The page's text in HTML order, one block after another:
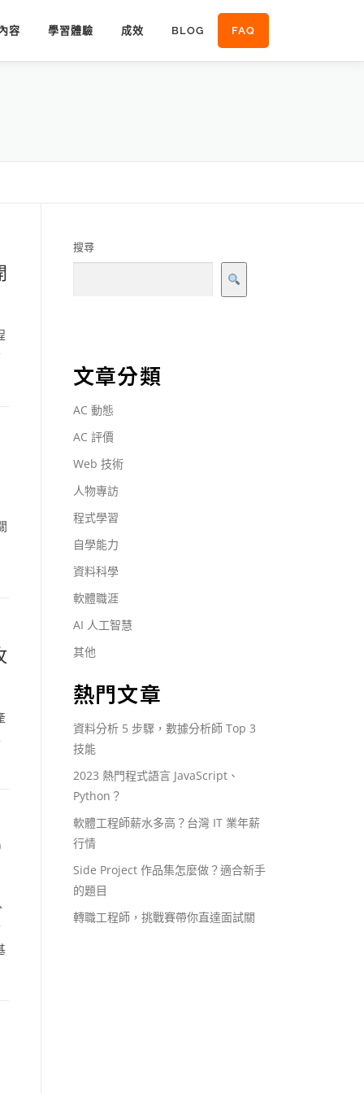
容 學習體驗 成效 BLOG FAQ
搜尋
文章分類
AC 動態
AC 評價
Web 技術
人物專訪
程式學習
自學能力
資料科學
軟體職涯
AI 人工智慧
其他
熱門文章
資料分析 5 步驟，數據分析師 Top 3
技能
2023 熱門程式語言 JavaScript、
Python？
軟體工程師薪水多高？台灣 IT 業年薪
行情
Side Project 作品集怎麼做？適合新手
的題目
轉職工程師，挑戰賽帶你直達面試關